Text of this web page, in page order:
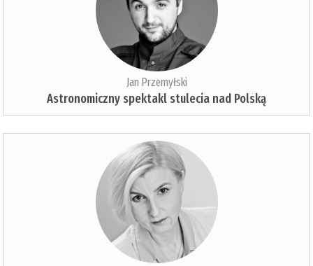
Jan Przemyłski
Astronomiczny spektakl stulecia nad Polską